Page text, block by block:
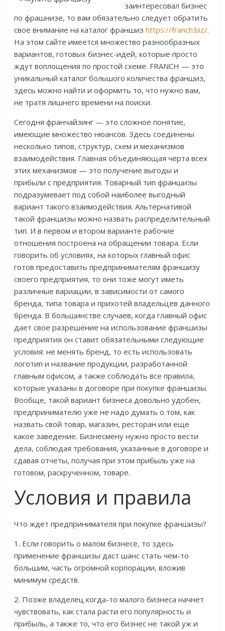
заинтересовал бизнес
по фрашнизе, то вам обязательно следует обратить
свое внимание на каталог франшизhttps://franch.biz/.
На этом сайте имеется множество разнообразных
вариантов, готовых бизнес-идей, которые просто
ждут воплощения по простой схеме. FRANCH — это
уникальный каталог большого количества франшиз,
здесь можно найти и оформить то, что нужно вам,
не тратя лишнего времени на поиски.
Сегодня франчайзинг — это сложное понятие,
имеющие множество нюансов. Здесь соединены
несколько типов, структур, схем и механизмов
взаимодействия. Главная объединяющая черта всех
этих механизмов — это получение выгоды и
прибыли с предприятия. Товарный тип франшизы
подразумевает под собой наиболее выгодный
вариант такого взаимодействия. Альтернативой
такой франшизы можно назвать распределительный
тип. И в первом и втором варианте рабочие
отношения построена на обращении товара. Если
говорить об условиях, на которых главный офис
готов предоставить предпринимателям франшизу
своего предприятия, то они тоже могут иметь
различные вариации, в зависимости от самого
бренда, типа товара и прихотей владельцев данного
бренда. В большинстве случаев, когда главный офис
дает свое разрешение на использование франшизы
предприятия он ставит обязательными следующие
условия: не менять бренд, то есть использовать
логотип и название продукции, разработанной
главным офисом, а также соблюдать все правила,
которые указаны в договоре при покупке франшизы.
Вообще, такой вариант бизнеса довольно удобен,
предпринимателю уже не надо думать о том, как
назвать свой товар, магазин, ресторан или еще
какое заведение. Бизнесмену нужно просто вести
дела, соблюдая требования, указанные в договоре и
сдавая отчеты, получая при этом прибыль уже на
готовом, раскрученном, товаре.
Условия и правила
Что ждет предпринимателя при покупке франшизы?
1. Если говорить о малом бизнесе, то здесь
применение франшизы даст шанс стать чем-то
большим, часть огромной корпорации, вложив
минимум средств.
2. Позже владелец когда-то малого бизнеса начнет
чувствовать, как стала расти его популярность и
прибыль, а также то, что его бизнес не такой уж и